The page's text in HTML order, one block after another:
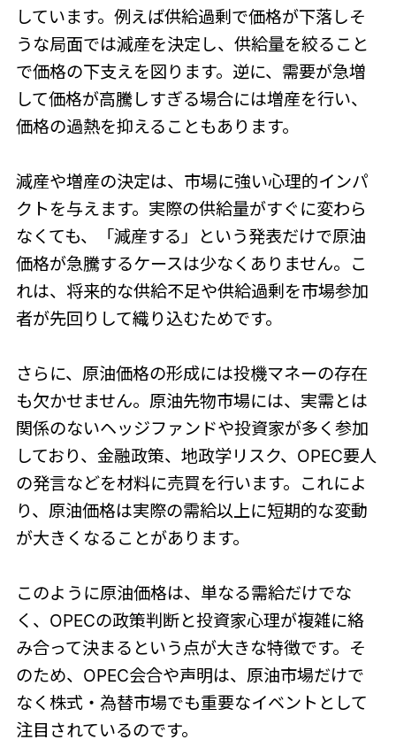
しています。例えば供給過剰で価格が下落しそ
うな局面では減産を決定し、供給量を絞ること
で価格の下支えを図ります。逆に、需要が急増
して価格が高騰しすぎる場合には増産を行い、
価格の過熱を抑えることもあります。
減産や増産の決定は、市場に強い心理的インパ
クトを与えます。実際の供給量がすぐに変わら
なくても、「減産する」という発表だけで原油
価格が急騰するケースは少なくありません。こ
れは、将来的な供給不足や供給過剰を市場参加
者が先回りして織り込むためです。
さらに、原油価格の形成には投機マネーの存在
も欠かせません。原油先物市場には、実需とは
関係のないヘッジファンドや投資家が多く参加
しており、金融政策、地政学リスク、OPEC要人
の発言などを材料に売買を行います。これによ
り、原油価格は実際の需給以上に短期的な変動
が大きくなることがあります。
このように原油価格は、単なる需給だけでな
く、OPECの政策判断と投資家心理が複雑に絡
み合って決まるという点が大きな特徴です。そ
のため、OPEC会合や声明は、原油市場だけで
なく株式・為替市場でも重要なイベントとして
注目されているのです。